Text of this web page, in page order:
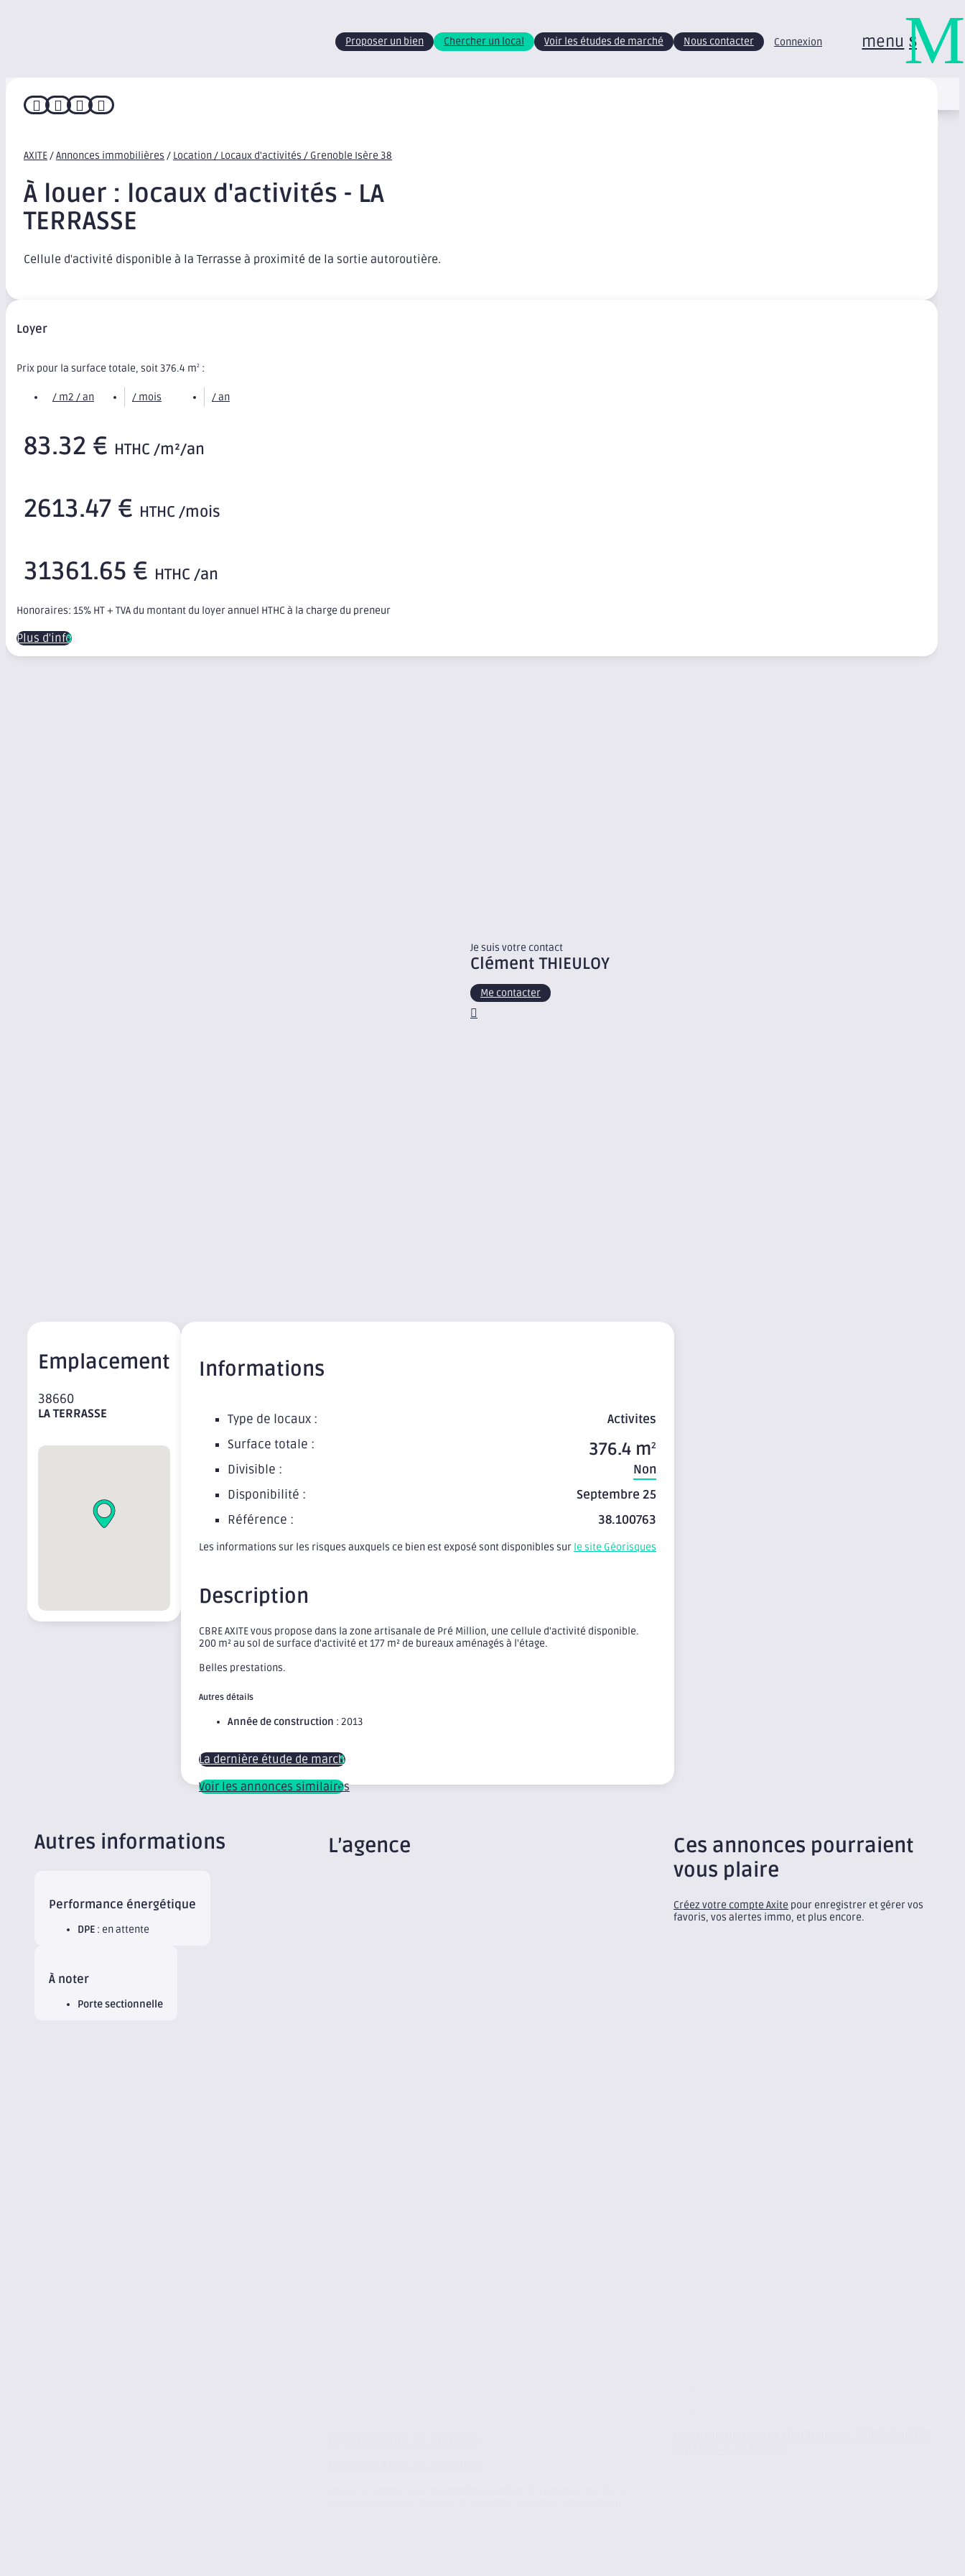
Proposer un bien Chercher un local Voir les études de marché Nous contacter Connexion menu
   
AXITE/Annonces immobilières / Location / Locaux d'activités / Grenoble Isère 38
À louer : locaux d'activités - LA
TERRASSE
Cellule d'activité disponible à la Terrasse à proximité de la sortie autoroutière.
Loyer
Prix pour la surface totale, soit 376.4 m2 :
/ m2 / an / mois / an
83.32 € HTHC /m²/an
2613.47 € HTHC /mois
31361.65 € HTHC /an
Honoraires: 15% HT + TVA du montant du loyer annuel HTHC à la charge du preneur
Plus d'infos
Je suis votre contact
ClémentTHIEULOY
Me contacter
Emplacement
38660
LA TERRASSE
Informations
Type de locaux :
Activites
Surface totale :
376.4 m2
Divisible :
Non
Disponibilité :
Septembre 25
Référence :
38.100763
Les informations sur les risques auxquels ce bien est exposé sont disponibles sur le site Géorisques
Description
CBRE AXITE vous propose dans la zone artisanale de Pré Million, une cellule d'activité disponible.
200 m² au sol de surface d'activité et 177 m² de bureaux aménagés à l'étage.
Belles prestations.
Autres détails
Année de construction : 2013
La dernière étude de marché
Voir les annonces similaires
Autres informations
Performance énergétique
DPE : en attente
À noter
Porte sectionnelle
L’agence
Ces annonces pourraient
vous plaire
Créez votre compte Axite pour enregistrer et gérer vos
favoris, vos alertes immo, et plus encore.
M